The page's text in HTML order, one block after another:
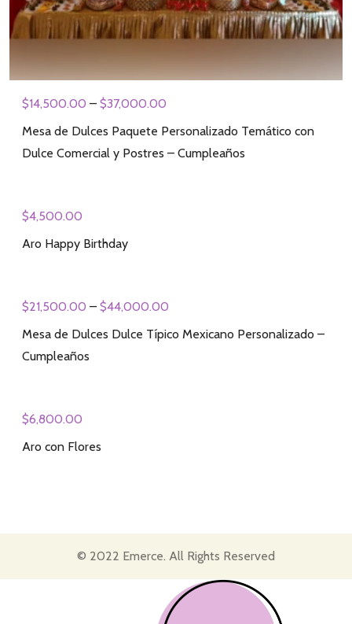
$14,500.00 – $37,000.00
Mesa de Dulces Paquete Personalizado Temático con
Dulce Comercial y Postres – Cumpleaños
$4,500.00
Aro Happy Birthday
$21,500.00 – $44,000.00
Mesa de Dulces Dulce Típico Mexicano Personalizado –
Cumpleaños
$6,800.00
Aro con Flores
© 2022 Emerce. All Rights Reserved